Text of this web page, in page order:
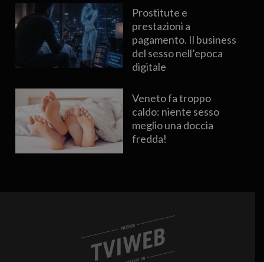
Prostitute e
prestazioni a
pagamento. Il business
del sesso nell’epoca
digitale
Veneto fa troppo
caldo: niente sesso
meglio una doccia
fredda!